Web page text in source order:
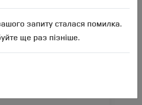
запиту сталася помилка.
ще раз пізніше.